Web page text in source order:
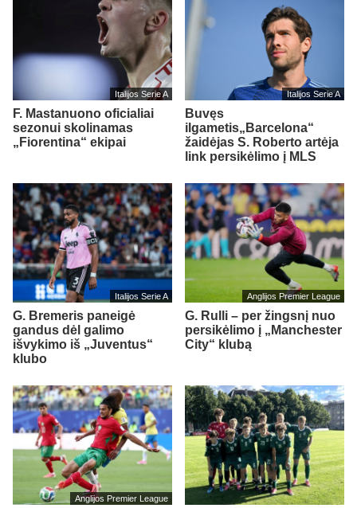
Italijos Serie A
F. Mastanuono oficialiai
sezonui skolinamas
„Fiorentina“ ekipai
Italijos Serie A
Buvęs
ilgametis„Barcelona“
žaidėjas S. Roberto artėja
link persikėlimo į MLS
Italijos Serie A
G. Bremeris paneigė
gandus dėl galimo
išvykimo iš „Juventus“
klubo
Anglijos Premier League
G. Rulli – per žingsnį nuo
persikėlimo į „Manchester
City“ klubą
Anglijos Premier League